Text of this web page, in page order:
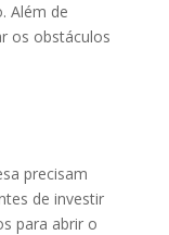
Além de
os obstáculos
precisam
de investir
para abrir o